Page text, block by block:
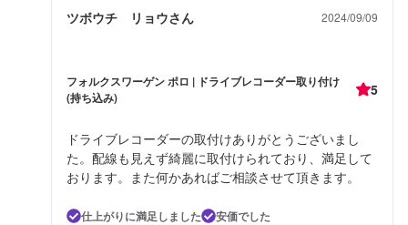
ツボウチ リョウさん 2024/09/09
フォルクスワーゲン ポロ | ドライブレコーダー取り付け
(持ち込み)
5
ドライブレコーダーの取付けありがとうございまし
た。配線も見えず綺麗に取付けられており、満足して
おります。また何かあればご相談させて頂きます。
仕上がりに満足しました
安価でした